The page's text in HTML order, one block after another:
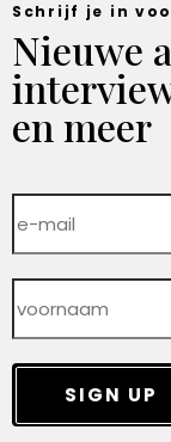
Schrijf je in
Nieuwe
en meer
SIGN UP